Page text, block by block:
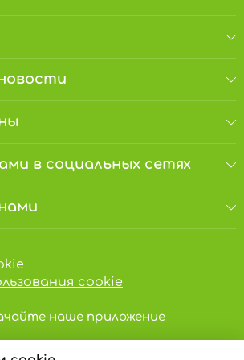
масличные культуры.
от + 3°C до + 18°C и
в социальных сетях
cookie
наше приложение